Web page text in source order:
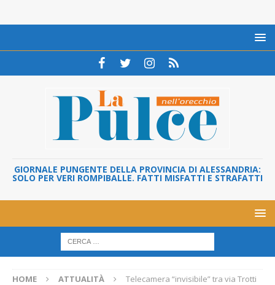
GIORNALE PUNGENTE DELLA PROVINCIA DI ALESSANDRIA:
SOLO PER VERI ROMPIBALLE. FATTI MISFATTI E STRAFATTI
HOME ATTUALITÀ
Telecamera “invisibile” tra via Trotti